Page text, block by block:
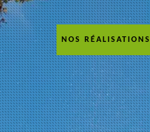
NOS RÉALISATIONS